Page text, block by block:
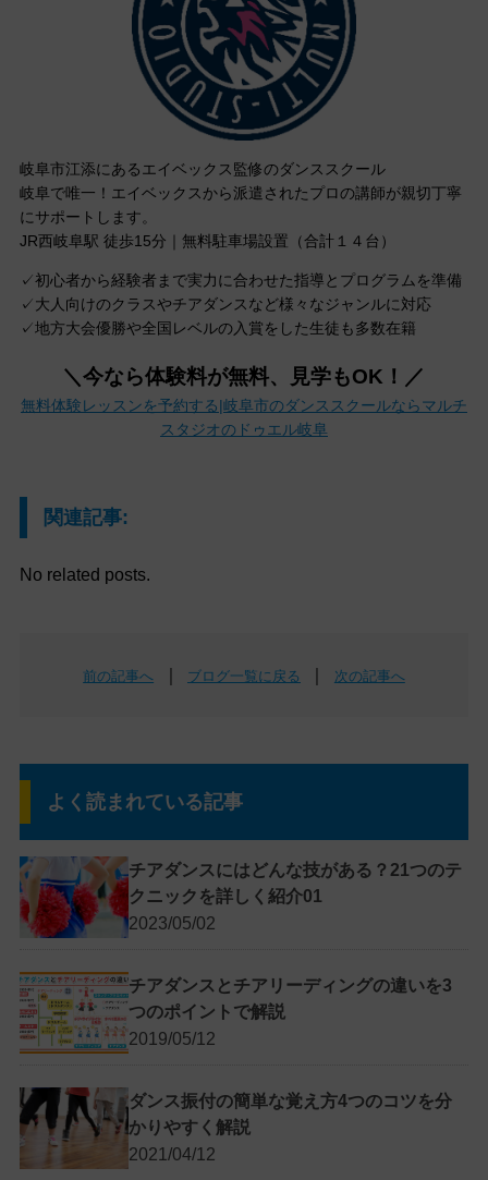
岐阜市江添にあるエイベックス監修のダンススクール
岐阜で唯一！エイベックスから派遣されたプロの講師が親切丁寧
にサポートします。
JR西岐阜駅 徒歩15分｜無料駐車場設置（合計１４台）
✓初心者から経験者まで実力に合わせた指導とプログラムを準備
✓大人向けのクラスやチアダンスなど様々なジャンルに対応
✓地方大会優勝や全国レベルの入賞をした生徒も多数在籍
＼今なら体験料が無料、見学もOK！／
無料体験レッスンを予約する|岐阜市のダンススクールならマルチ
スタジオのドゥエル岐阜
関連記事:
No related posts.
前の記事へ ブログ一覧に戻る 次の記事へ
よく読まれている記事
チアダンスにはどんな技がある？21つのテ
クニックを詳しく紹介01
2023/05/02
チアダンスとチアリーディングの違いを3
つのポイントで解説
2019/05/12
ダンス振付の簡単な覚え方4つのコツを分
かりやすく解説
2021/04/12